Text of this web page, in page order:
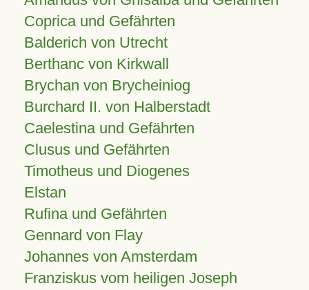
Coprica und Gefährten
Balderich von Utrecht
Berthanc von Kirkwall
Brychan von Brycheiniog
Burchard II. von Halberstadt
Caelestina und Gefährten
Clusus und Gefährten
Timotheus und Diogenes
Elstan
Rufina und Gefährten
Gennard von Flay
Johannes von Amsterdam
Franziskus vom heiligen Joseph